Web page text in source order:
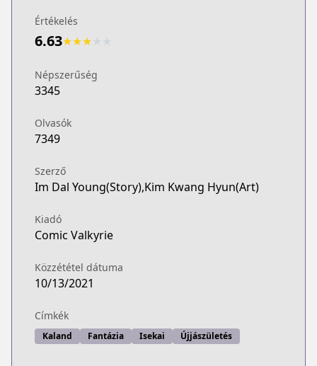
Értékelés
6.63★★★
Népszerűség
3345
Olvasók
7349
Szerző
Im Dal Young(Story),Kim Kwang Hyun(Art)
Kiadó
Comic Valkyrie
Közzététel dátuma
10/13/2021
Címkék
Kaland Fantázia Isekai Újjászületés